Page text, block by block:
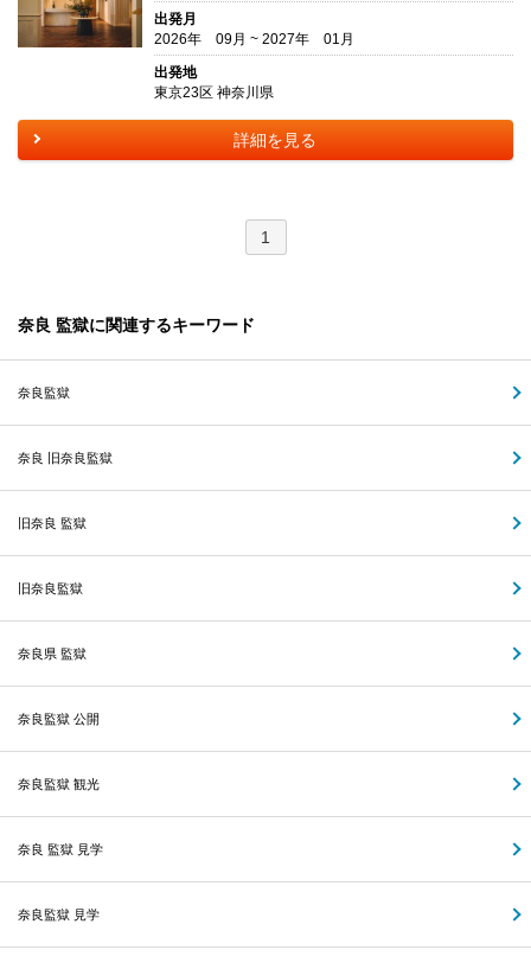
出発月
2026年 09月 ~ 2027年 01月
出発地
東京23区 神奈川県
詳細を見る
1
奈良 監獄に関連するキーワード
奈良監獄
奈良 旧奈良監獄
旧奈良 監獄
旧奈良監獄
奈良県 監獄
奈良監獄 公開
奈良監獄 観光
奈良 監獄 見学
奈良監獄 見学